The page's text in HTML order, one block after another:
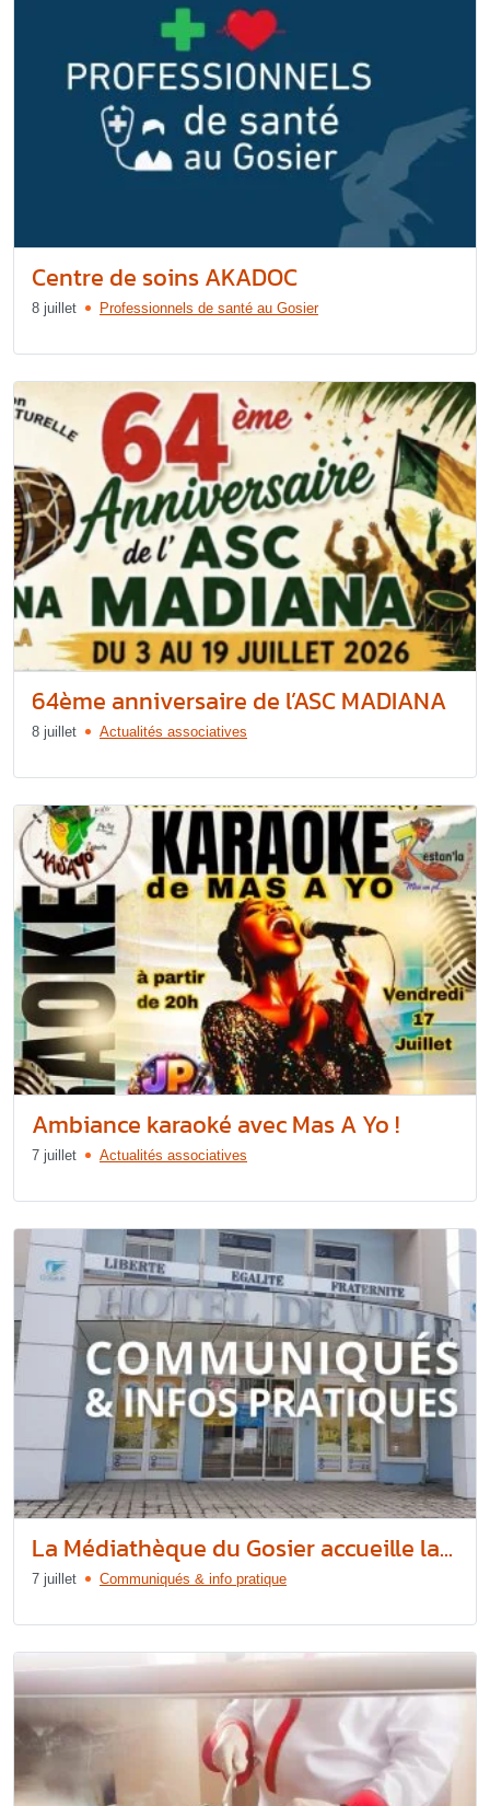
Centre de soins AKADOC
8 juillet Professionnels de santé au Gosier
64ème anniversaire de l’ASC MADIANA
8 juillet Actualités associatives
Ambiance karaoké avec Mas A Yo !
7 juillet Actualités associatives
La Médiathèque du Gosier accueille la...
7 juillet Communiqués & info pratique